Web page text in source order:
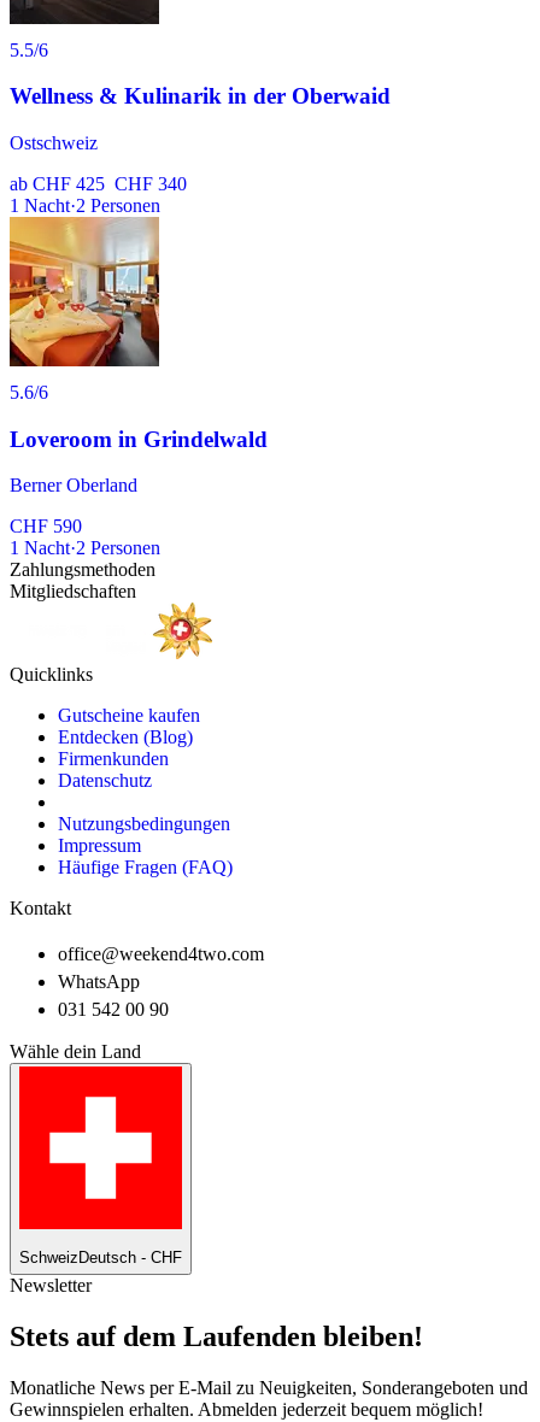
5.5/6
Wellness & Kulinarik in der Oberwaid
Ostschweiz
ab CHF 425 CHF 340
1 Nacht·2 Personen
5.6/6
Loveroom in Grindelwald
Berner Oberland
CHF 590
1 Nacht·2 Personen
Zahlungsmethoden
Mitgliedschaften
Quicklinks
Gutscheine kaufen
Entdecken (Blog)
Firmenkunden
Datenschutz
Nutzungsbedingungen
Impressum
Häufige Fragen (FAQ)
Kontakt
office@weekend4two.com
WhatsApp
031 542 00 90
Wähle dein Land
Schweiz Deutsch - CHF
Newsletter
Stets auf dem Laufenden bleiben!
Monatliche News per E-Mail zu Neuigkeiten, Sonderangeboten und
Gewinnspielen erhalten. Abmelden jederzeit bequem möglich!